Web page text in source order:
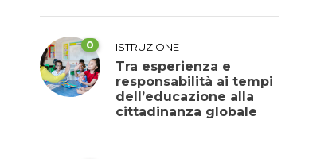
0 ISTRUZIONE
Tra esperienza e
responsabilità ai tempi
dell’educazione alla
cittadinanza globale